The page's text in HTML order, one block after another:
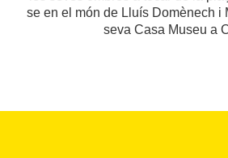
se en el món de Lluís Domènech i
seva Casa Museu a